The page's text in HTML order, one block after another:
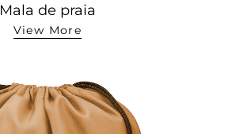
Mala de praia
View More